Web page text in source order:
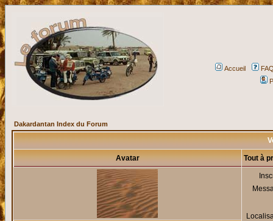
Accueil
Dakardantan Index du Forum
Avatar Tout à